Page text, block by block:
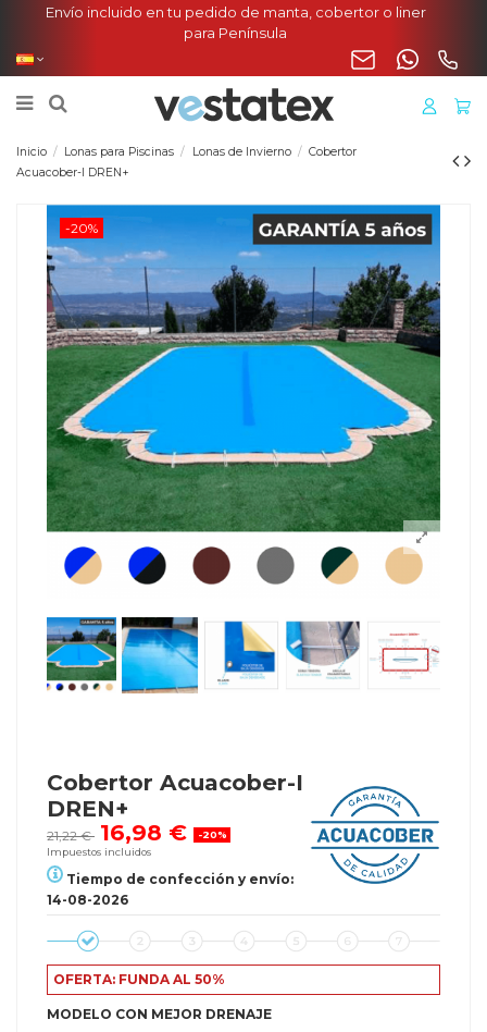
Envío incluido en tu pedido de manta, cobertor o liner
para Península
Inicio Lonas para Piscinas Lonas de Invierno
Cobertor
Acuacober-I DREN+
-20%
Cobertor Acuacober-I
DREN+
21,22 € 16,98 €
-20%
Impuestos incluidos
Tiempo de confección y envío:
14-08-2026
OFERTA: FUNDA AL 50%
MODELO CON MEJOR DRENAJE